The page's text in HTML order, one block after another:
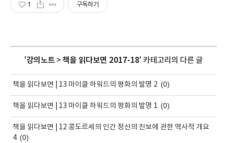
1 구독하기
'강의노트 >책을 읽다보면 2017-18' 카테고리의 다른 글
책을 읽다보면 | 13 마이클 하워드의 평화의 발명 2 (0)
책을 읽다보면 | 13 마이클 하워드의 평화의 발명 1 (0)
책을 읽다보면 | 12 콩도르세의 인간 정신의 진보에 관한 역사적 개요
4 (0)